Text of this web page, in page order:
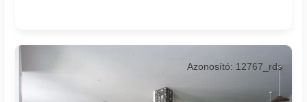
Azonosító: 12767_rds